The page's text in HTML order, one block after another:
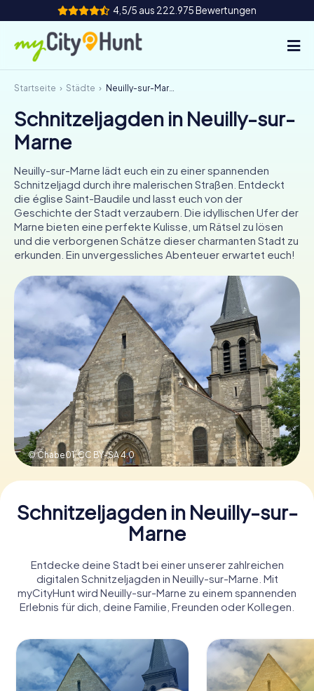
4,5/5 aus 222.975 Bewertungen
So funktioniert's
Städte
Teamevent
Tickets
INT AT CH
DE
ES
FR UK
IE
NL
Tickets buchen
Gutscheine bestellen
Startseite Städte Neuilly-sur-Marne
Schnitzeljagden in Neuilly-sur-
Marne
Neuilly-sur-Marne lädt euch ein zu einer spannenden
Schnitzeljagd durch ihre malerischen Straßen. Entdeckt
die église Saint-Baudile und lasst euch von der
Geschichte der Stadt verzaubern. Die idyllischen Ufer der
Marne bieten eine perfekte Kulisse, um Rätsel zu lösen
und die verborgenen Schätze dieser charmanten Stadt zu
erkunden. Ein unvergessliches Abenteuer erwartet euch!
© Chabe01,CC BY-SA 4.0
Schnitzeljagden in Neuilly-sur-
Marne
Entdecke deine Stadt bei einer unserer zahlreichen
digitalen Schnitzeljagden in Neuilly-sur-Marne. Mit
myCityHunt wird Neuilly-sur-Marne zu einem spannenden
Erlebnis für dich, deine Familie, Freunden oder Kollegen.